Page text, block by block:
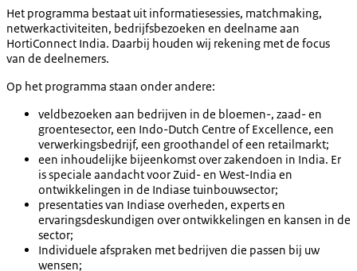
Het programma bestaat uit informatiesessies, matchmaking,
netwerkactiviteiten, bedrijfsbezoeken en deelname aan
HortiConnect India. Daarbij houden wij rekening met de focus
van de deelnemers.
Op het programma staan onder andere:
veldbezoeken aan bedrijven in de bloemen-, zaad- en
groentesector, een Indo-Dutch Centre of Excellence, een
verwerkingsbedrijf, een groothandel of een retailmarkt;
een inhoudelijke bijeenkomst over zakendoen in India. Er
is speciale aandacht voor Zuid- en West-India en
ontwikkelingen in de Indiase tuinbouwsector;
presentaties van Indiase overheden, experts en
ervaringsdeskundigen over ontwikkelingen en kansen in de
sector;
Individuele afspraken met bedrijven die passen bij uw
wensen;